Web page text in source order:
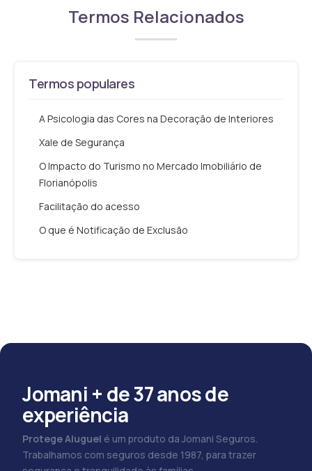
Termos Relacionados
Termos populares
A Psicologia das Cores na Decoração de Interiores
Xale de Segurança
O Impacto do Turismo no Mercado Imobiliário de
Florianópolis
Facilitação do acesso
O que é Notificação de Exclusão
Jomani + de 37 anos de
experiência
Protege Aluguel é um produto da Jomani Seguros.
Trabalhamos com seguros desde 1987, para trazer